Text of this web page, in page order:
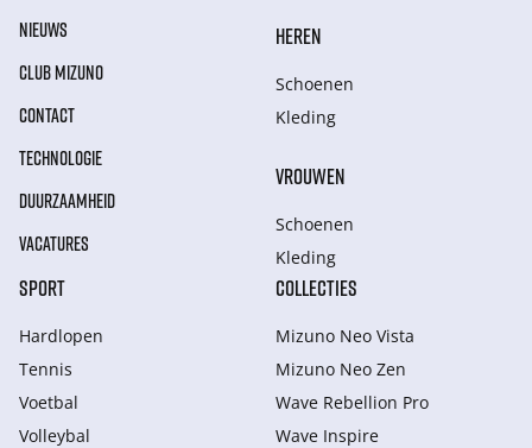
NIEUWS
CLUB MIZUNO
CONTACT
TECHNOLOGIE
DUURZAAMHEID
VACATURES
HEREN
Schoenen
Kleding
VROUWEN
Schoenen
Kleding
SPORT
Hardlopen
Tennis
Voetbal
Volleybal
COLLECTIES
Mizuno Neo Vista
Mizuno Neo Zen
Wave Rebellion Pro
Wave Inspire